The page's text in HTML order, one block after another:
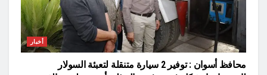
أخبار
محافظ أسوان : توفير 2 سيارة متنقلة لتعبئة السولار